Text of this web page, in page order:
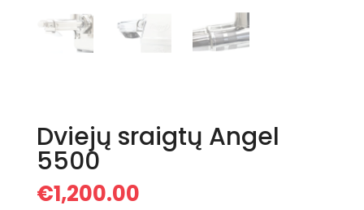
Dviejų sraigtų Angel
5500
€1,200.00